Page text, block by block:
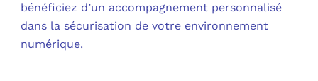
bénéficiez d’un accompagnement personnalisé
dans la sécurisation de votre environnement
numérique.